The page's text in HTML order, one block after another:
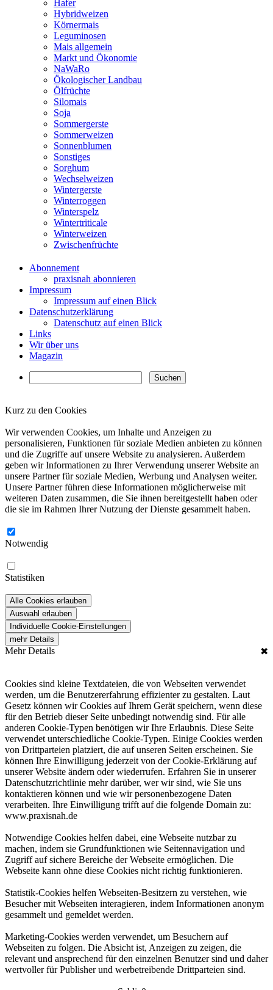
Hafer
Hybridweizen
Körnermais
Leguminosen
Mais allgemein
Markt und Ökonomie
NaWaRo
Ökologischer Landbau
Ölfrüchte
Silomais
Soja
Sommergerste
Sommerweizen
Sonnenblumen
Sonstiges
Sorghum
Wechselweizen
Wintergerste
Winterroggen
Winterspelz
Wintertriticale
Winterweizen
Zwischenfrüchte
Abonnement
praxisnah abonnieren
Impressum
Impressum auf einen Blick
Datenschutzerklärung
Datenschutz auf einen Blick
Links
Wir über uns
Magazin
Kurz zu den Cookies
Wir verwenden Cookies, um Inhalte und Anzeigen zu
personalisieren, Funktionen für soziale Medien anbieten zu können
und die Zugriffe auf unsere Website zu analysieren. Außerdem
geben wir Informationen zu Ihrer Verwendung unserer Website an
unsere Partner für soziale Medien, Werbung und Analysen weiter.
Unsere Partner führen diese Informationen möglicherweise mit
weiteren Daten zusammen, die Sie ihnen bereitgestellt haben oder
die sie im Rahmen Ihrer Nutzung der Dienste gesammelt haben.
Notwendig
Statistiken
Alle Cookies erlauben
Auswahl erlauben
Individuelle Cookie-Einstellungen
mehr Details
Mehr Details ✖
Cookies sind kleine Textdateien, die von Webseiten verwendet
werden, um die Benutzererfahrung effizienter zu gestalten. Laut
Gesetz können wir Cookies auf Ihrem Gerät speichern, wenn diese
für den Betrieb dieser Seite unbedingt notwendig sind. Für alle
anderen Cookie-Typen benötigen wir Ihre Erlaubnis. Diese Seite
verwendet unterschiedliche Cookie-Typen. Einige Cookies werden
von Drittparteien platziert, die auf unseren Seiten erscheinen. Sie
können Ihre Einwilligung jederzeit von der Cookie-Erklärung auf
unserer Website ändern oder wiederrufen. Erfahren Sie in unserer
Datenschutzrichtlinie mehr darüber, wer wir sind, wie Sie uns
kontaktieren können und wie wir personenbezogene Daten
verarbeiten. Ihre Einwilligung trifft auf die folgende Domain zu:
www.praxisnah.de
Notwendige Cookies helfen dabei, eine Webseite nutzbar zu
machen, indem sie Grundfunktionen wie Seitennavigation und
Zugriff auf sichere Bereiche der Webseite ermöglichen. Die
Webseite kann ohne diese Cookies nicht richtig funktionieren.
Statistik-Cookies helfen Webseiten-Besitzern zu verstehen, wie
Besucher mit Webseiten interagieren, indem Informationen anonym
gesammelt und gemeldet werden.
Marketing-Cookies werden verwendet, um Besuchern auf
Webseiten zu folgen. Die Absicht ist, Anzeigen zu zeigen, die
relevant und ansprechend für den einzelnen Benutzer sind und daher
wertvoller für Publisher und werbetreibende Drittparteien sind.